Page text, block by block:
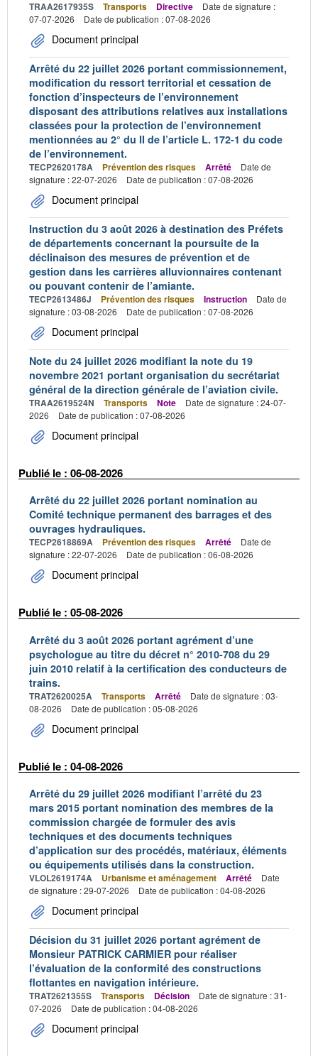
TRAA2617935S Transports Directive
Date de signature :
07-07-2026
Date de publication : 07-08-2026
Document principal
Arrêté du 22 juillet 2026 portant commissionnement,
modification du ressort territorial et cessation de
fonction d’inspecteurs de l’environnement
disposant des attributions relatives aux installations
classées pour la protection de l’environnement
mentionnées au 2° du II de l’article L. 172-1 du code
de l’environnement.
TECP2620178A Prévention des risques Arrêté
Date de
signature : 22-07-2026
Date de publication : 07-08-2026
Document principal
Instruction du 3 août 2026 à destination des Préfets
de départements concernant la poursuite de la
déclinaison des mesures de prévention et de
gestion dans les carrières alluvionnaires contenant
ou pouvant contenir de l’amiante.
TECP2613486J Prévention des risques Instruction
Date de
signature : 03-08-2026
Date de publication : 07-08-2026
Document principal
Note du 24 juillet 2026 modifiant la note du 19
novembre 2021 portant organisation du secrétariat
général de la direction générale de l’aviation civile.
TRAA2619524N Transports Note
Date de signature : 24-07-
2026
Date de publication : 07-08-2026
Document principal
Publié le : 06-08-2026
Arrêté du 22 juillet 2026 portant nomination au
Comité technique permanent des barrages et des
ouvrages hydrauliques.
TECP2618869A Prévention des risques Arrêté
Date de
signature : 22-07-2026
Date de publication : 06-08-2026
Document principal
Publié le : 05-08-2026
Arrêté du 3 août 2026 portant agrément d’une
psychologue au titre du décret n° 2010-708 du 29
juin 2010 relatif à la certification des conducteurs de
trains.
TRAT2620025A Transports Arrêté
Date de signature : 03-
08-2026
Date de publication : 05-08-2026
Document principal
Publié le : 04-08-2026
Arrêté du 29 juillet 2026 modifiant l’arrêté du 23
mars 2015 portant nomination des membres de la
commission chargée de formuler des avis
techniques et des documents techniques
d’application sur des procédés, matériaux, éléments
ou équipements utilisés dans la construction.
VLOL2619174A Urbanisme et aménagement Arrêté
Date
de signature : 29-07-2026
Date de publication : 04-08-2026
Document principal
Décision du 31 juillet 2026 portant agrément de
Monsieur PATRICK CARMIER pour réaliser
l’évaluation de la conformité des constructions
flottantes en navigation intérieure.
TRAT2621355S Transports Décision
Date de signature : 31-
07-2026
Date de publication : 04-08-2026
Document principal